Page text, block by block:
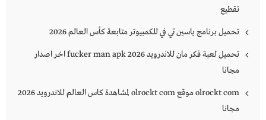
تقطيع
تحميل برنامج ياسين تي في للكمبيوتر متابعة كأس العالم 2026
تحميل لعبة فكر مان للاندرويد 2026 fucker man apk اخر اصدار
مجانا
olrockt com موقع olrockt com لمشاهدة كاس العالم للاندرويد 2026
مجانا